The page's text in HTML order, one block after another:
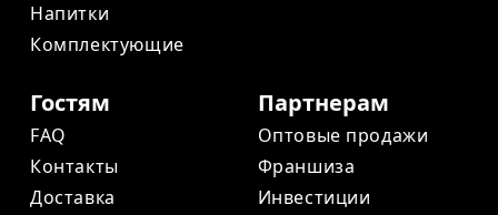
Напитки
Комплектующие
Гостям
FAQ
Контакты
Доставка
Партнерам
Оптовые продажи
Франшиза
Инвестиции